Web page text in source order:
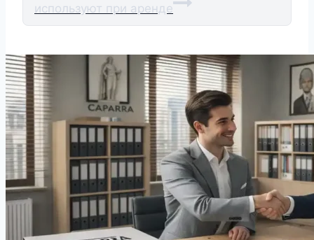
используют при аренде